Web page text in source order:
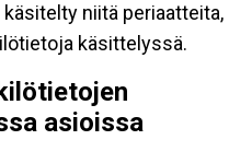
niitä periaatteita,
käsittelyssä.
asioissa